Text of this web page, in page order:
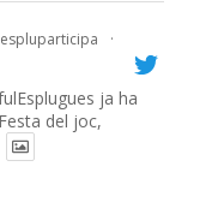
·
ja ha
del joc,